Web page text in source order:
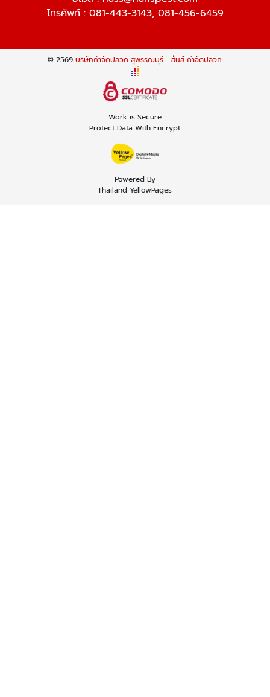
โทรศัพท์ : 081-443-3143, 081-456-6459
© 2569บริษัทกำจัดปลวก สุพรรณบุรี - ฮั้นส์ กำจัดปลวก
Work is Secure
Protect Data With Encrypt
Powered By
Thailand YellowPages